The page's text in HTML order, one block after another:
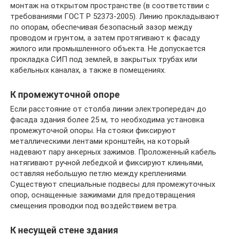
монтаж на открытом пространстве (в соответствии с
требованиями ГОСТ Р 52373-2005). Линию прокладывают
по опорам, обеспечивая безопасный зазор между
проводом и грунтом, а затем протягивают к фасаду
жилого или промышленного объекта. Не допускается
прокладка СИП под землей, в закрытых трубах или
кабельных каналах, а также в помещениях.
К промежуточной опоре
Если расстояние от столба линии электропередач до
фасада здания более 25 м, то необходима установка
промежуточной опоры. На стояки фиксируют
металлическими лентами кронштейн, на который
надевают пару анкерных зажимов. Проложенный кабель
натягивают ручной лебедкой и фиксируют клиньями,
оставляя небольшую петлю между креплениями.
Существуют специальные подвесы для промежуточных
опор, оснащенные зажимами для предотвращения
смещения проводки под воздействием ветра.
К несущей стене здания